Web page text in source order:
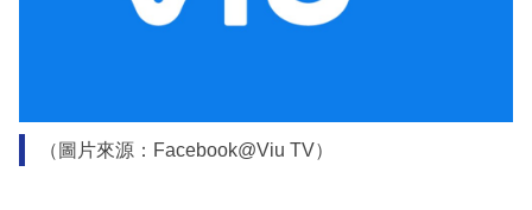
（圖片來源：Facebook@Viu TV）